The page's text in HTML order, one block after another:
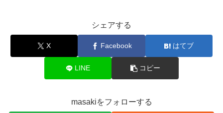
シェアする
X Facebook はてブ
LINE コピー
masakiをフォローする